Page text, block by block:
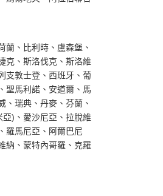
蘭、比利時、盧森堡、
克、斯洛伐克、斯洛維
支敦士登、西班牙、葡
聖馬利諾、安道爾、馬
、瑞典、丹麥、芬蘭、
)、愛沙尼亞、拉脫維
羅馬尼亞、阿爾巴尼
納、蒙特內哥羅、克羅